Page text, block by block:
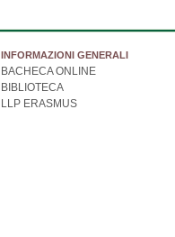
INFORMAZIONI GENERALI
BACHECA ONLINE
BIBLIOTECA
LLP ERASMUS